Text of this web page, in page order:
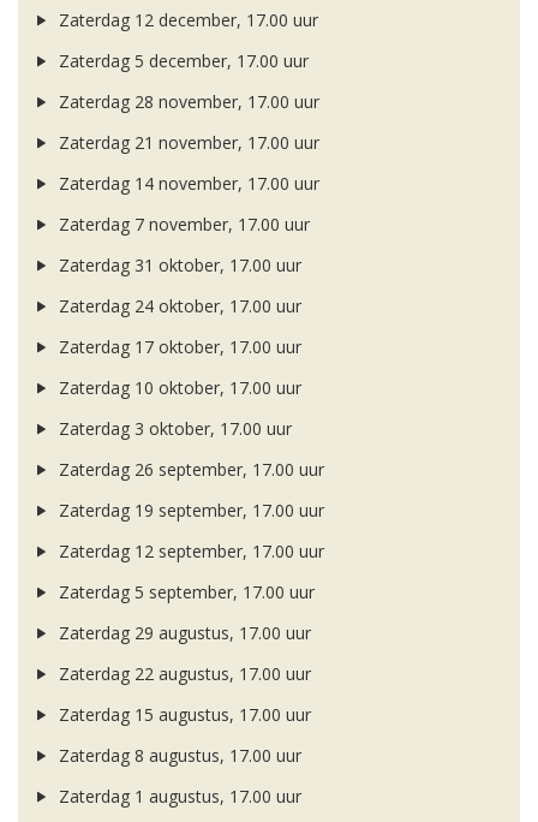
Zaterdag 12 december, 17.00 uur
Zaterdag 5 december, 17.00 uur
Zaterdag 28 november, 17.00 uur
Zaterdag 21 november, 17.00 uur
Zaterdag 14 november, 17.00 uur
Zaterdag 7 november, 17.00 uur
Zaterdag 31 oktober, 17.00 uur
Zaterdag 24 oktober, 17.00 uur
Zaterdag 17 oktober, 17.00 uur
Zaterdag 10 oktober, 17.00 uur
Zaterdag 3 oktober, 17.00 uur
Zaterdag 26 september, 17.00 uur
Zaterdag 19 september, 17.00 uur
Zaterdag 12 september, 17.00 uur
Zaterdag 5 september, 17.00 uur
Zaterdag 29 augustus, 17.00 uur
Zaterdag 22 augustus, 17.00 uur
Zaterdag 15 augustus, 17.00 uur
Zaterdag 8 augustus, 17.00 uur
Zaterdag 1 augustus, 17.00 uur